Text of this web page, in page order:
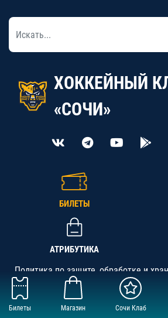
Билеты Магазин Сочи Клаб
ХОККЕЙНЫЙ
«СОЧИ»
БИЛЕТЫ
АТРИБУТИКА
Политика по защите, обработке и
данных
АНО «СК «Кубань-Регион», ОГРН